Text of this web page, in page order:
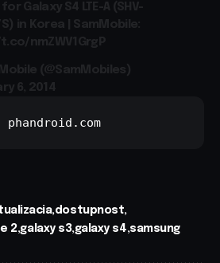
phandroid.com
dostupnost
2 galaxy s3 galaxy s4 samsung